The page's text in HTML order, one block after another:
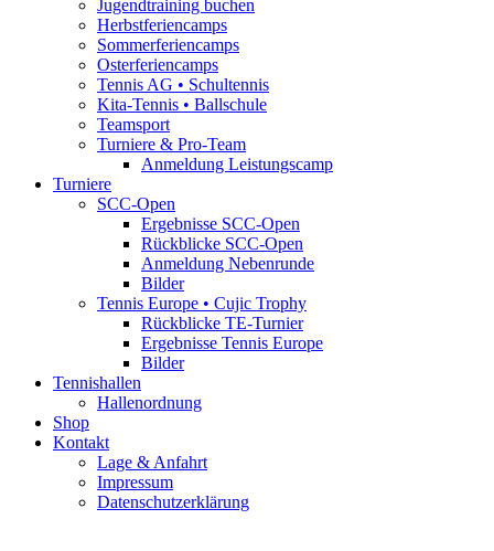
Jugendtraining buchen
Herbstferiencamps
Sommerferiencamps
Osterferiencamps
Tennis AG • Schultennis
Kita-Tennis • Ballschule
Teamsport
Turniere & Pro-Team
Anmeldung Leistungscamp
Turniere
SCC-Open
Ergebnisse SCC-Open
Rückblicke SCC-Open
Anmeldung Nebenrunde
Bilder
Tennis Europe • Cujic Trophy
Rückblicke TE-Turnier
Ergebnisse Tennis Europe
Bilder
Tennishallen
Hallenordnung
Shop
Kontakt
Lage & Anfahrt
Impressum
Datenschutzerklärung